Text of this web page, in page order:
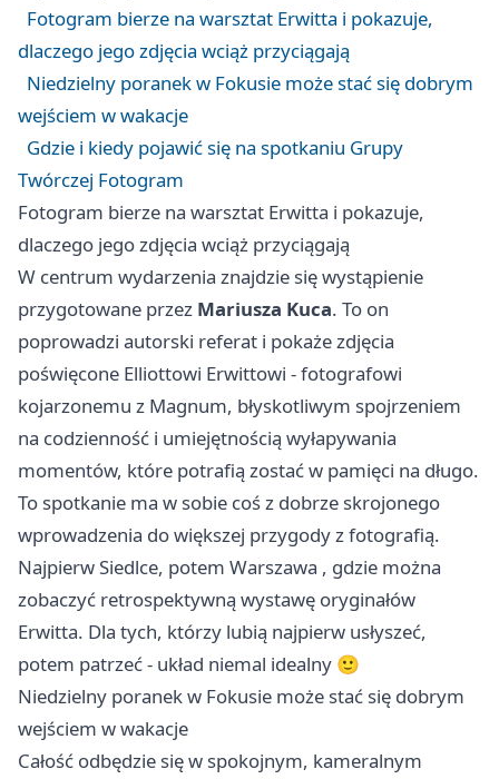
Fotogram bierze na warsztat Erwitta i pokazuje,
dlaczego jego zdjęcia wciąż przyciągają
Niedzielny poranek w Fokusie może stać się dobrym
wejściem w wakacje
Gdzie i kiedy pojawić się na spotkaniu Grupy
Twórczej Fotogram
Fotogram bierze na warsztat Erwitta i pokazuje,
dlaczego jego zdjęcia wciąż przyciągają
W centrum wydarzenia znajdzie się wystąpienie
przygotowane przez Mariusza Kuca. To on
poprowadzi autorski referat i pokaże zdjęcia
poświęcone Elliottowi Erwittowi - fotografowi
kojarzonemu z Magnum, błyskotliwym spojrzeniem
na codzienność i umiejętnością wyłapywania
momentów, które potrafią zostać w pamięci na długo.
To spotkanie ma w sobie coś z dobrze skrojonego
wprowadzenia do większej przygody z fotografią.
Najpierw Siedlce, potem Warszawa , gdzie można
zobaczyć retrospektywną wystawę oryginałów
Erwitta. Dla tych, którzy lubią najpierw usłyszeć,
potem patrzeć - układ niemal idealny 🙂
Niedzielny poranek w Fokusie może stać się dobrym
wejściem w wakacje
Całość odbędzie się w spokojnym, kameralnym